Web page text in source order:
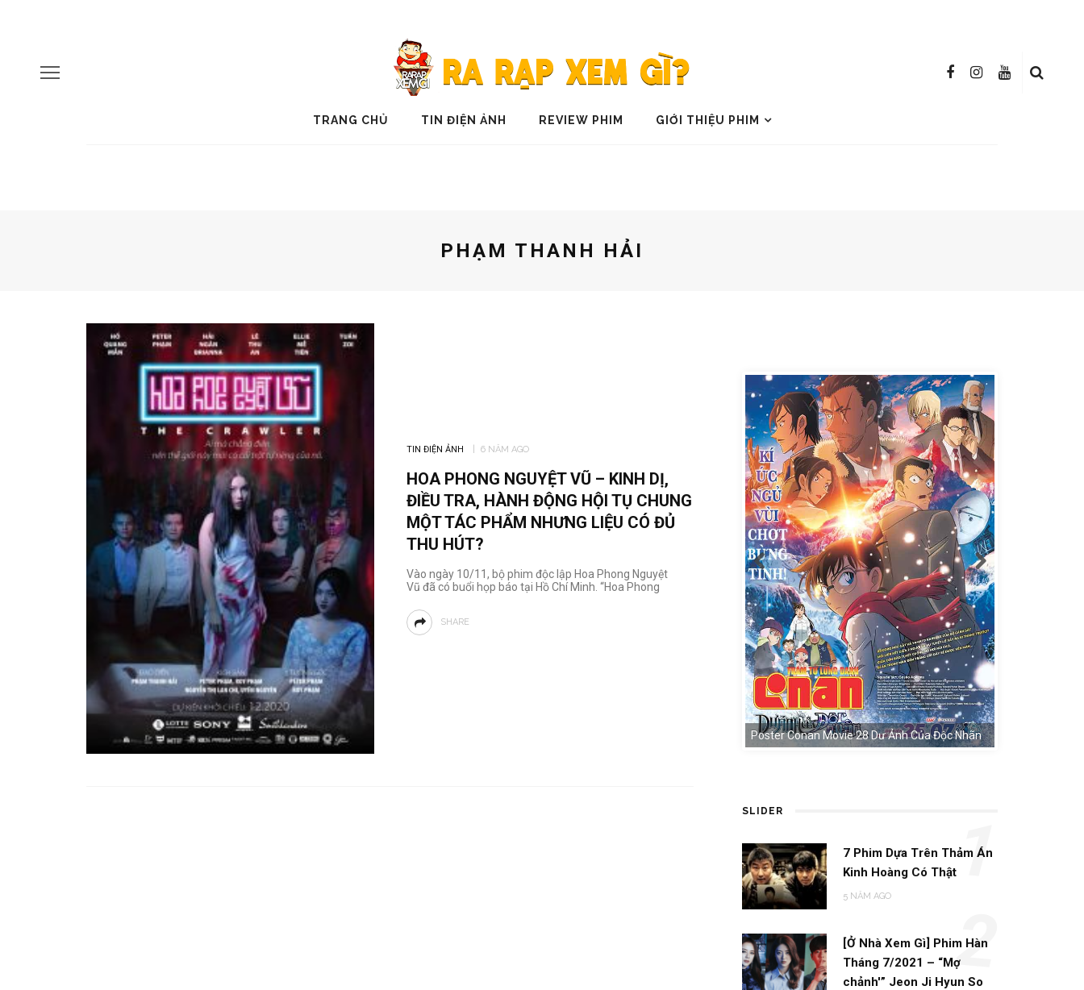
TRANG CHỦ TIN ĐIỆN ẢNH REVIEW PHIM GIỚI THIỆU PHIM
PHẠM THANH HẢI
TIN ĐIỆN ẢNH 6 NĂM AGO
HOA PHONG NGUYỆT VŨ – KINH DỊ,
ĐIỀU TRA, HÀNH ĐỘNG HỘI TỤ CHUNG
MỘT TÁC PHẨM NHƯNG LIỆU CÓ ĐỦ
THU HÚT?
Vào ngày 10/11, bộ phim độc lập Hoa Phong Nguyệt
Vũ đã có buổi họp báo tại Hồ Chí Minh. “Hoa Phong
SHARE
Poster Conan Movie 28 Dư Ảnh Của Độc Nhãn
SLIDER
7 Phim Dựa Trên Thảm Án
Kinh Hoàng Có Thật
5 NĂM AGO
1
[Ở Nhà Xem Gì] Phim Hàn
Tháng 7/2021 – “Mợ
chảnh'” Jeon Ji Hyun So
2